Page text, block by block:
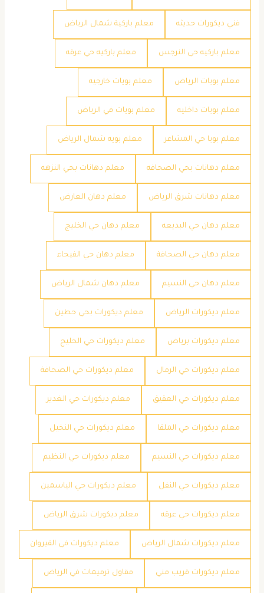
فني ديكورات حديثه معلم باركية شمال الرياض
معلم باركيه حي النرجس معلم باركيه حي عرقه
معلم بويات الرياض معلم بويات خارجيه
معلم بويات داخليه معلم بويات في الرياض
معلم بويا حي المشاعر معلم بويه شمال الرياض
معلم دهانات بحي الصحافه معلم دهانات بحي النزهه
معلم دهانات شرق الرياض معلم دهان العارض
معلم دهان حي البديعه معلم دهان حي الخليج
معلم دهان حي الصحافة معلم دهان حي الفيحاء
معلم دهان حي النسيم معلم دهان شمال الرياض
معلم ديكورات الرياض معلم ديكورات بحي حطين
معلم ديكورات برياض معلم ديكورات حي الخليج
معلم ديكورات حي الرمال معلم ديكورات حي الصحافة
معلم ديكورات حي العقيق معلم ديكورات حي الغدير
معلم ديكورات حي الملقا معلم ديكورات حي النخيل
معلم ديكورات حي النسيم معلم ديكورات حي النظيم
معلم ديكورات حي النفل معلم ديكورات حي الياسمين
معلم ديكورات حي عرقه معلم ديكورات شرق الرياض
معلم ديكورات شمال الرياض معلم ديكورات في القيروان
معلم ديكورات قريب مني مقاول ترميمات في الرياض